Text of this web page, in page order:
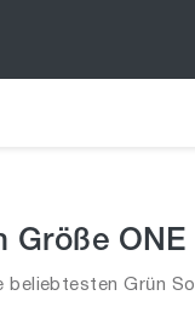
ONE
Grün